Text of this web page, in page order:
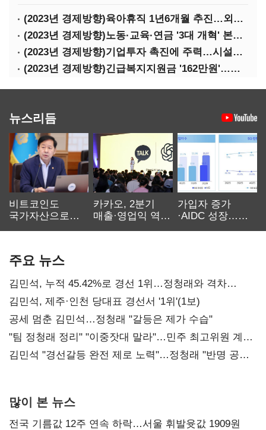
(2023년 경제방향)육아휴직 1년6개월 추진…외국인력 비자 쿼터 11만명 확대
(2023년 경제방향)노동·교육·연금 '3대 개혁' 본격화…상반기엔 근로시간 개편
(2023년 경제방향)기업투자 촉진에 주력…시설투자 '50조' 지원·공제율 10%↑
(2023년 경제방향)긴급복지지원금 '162만원'…기초연금 1만4000원·장애수당 2만원↑
뉴스리듬
비트코인도
국가자산으로…'
카카오, 2분기
매출·영업익 역대
가입자 증가
·AIDC 성장…
주요 뉴스
김민석, 누적 45.42%로 경선 1위…정청래와 격차
0.86%p(2보)
김민석, 제주·인천 당대표 경선서 '1위'(1보)
공세 멈춘 김민석…정청래 "갈등은 제가 수습"
"팀 정청래 정리" "이중잣대 말라"…민주 최고위원 계파
다툼 격화
김민석 "경선갈등 완전 제로 노력"…정청래 "반명 공세
많이 본 뉴스
전국 기름값 12주 연속 하락…서울 휘발윳값 1909원